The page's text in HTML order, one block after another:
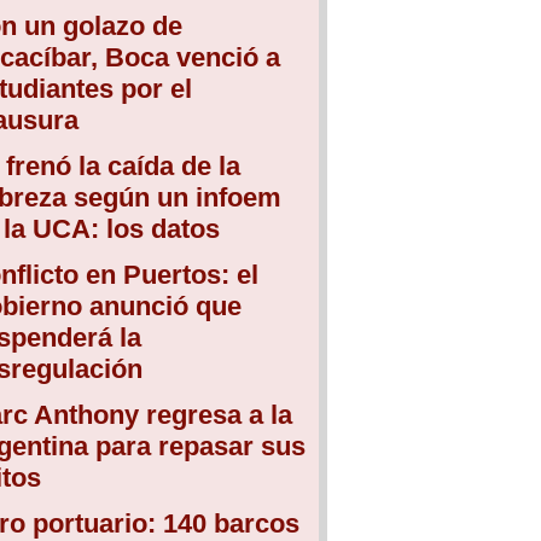
un golazo de
Boca venció a
por el
frenó la caída de la
según un infoem
UCA: los datos
en Puertos: el
anunció que
la
Anthony regresa a la
para repasar sus
portuario: 140 barcos